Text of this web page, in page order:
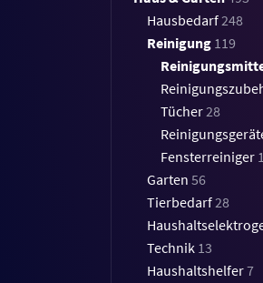
Hausbedarf248
Reinigung 119
Tücher28
Fensterreiniger 1
Garten 56
Tierbedarf28
Technik 13
Haushaltshelfer7